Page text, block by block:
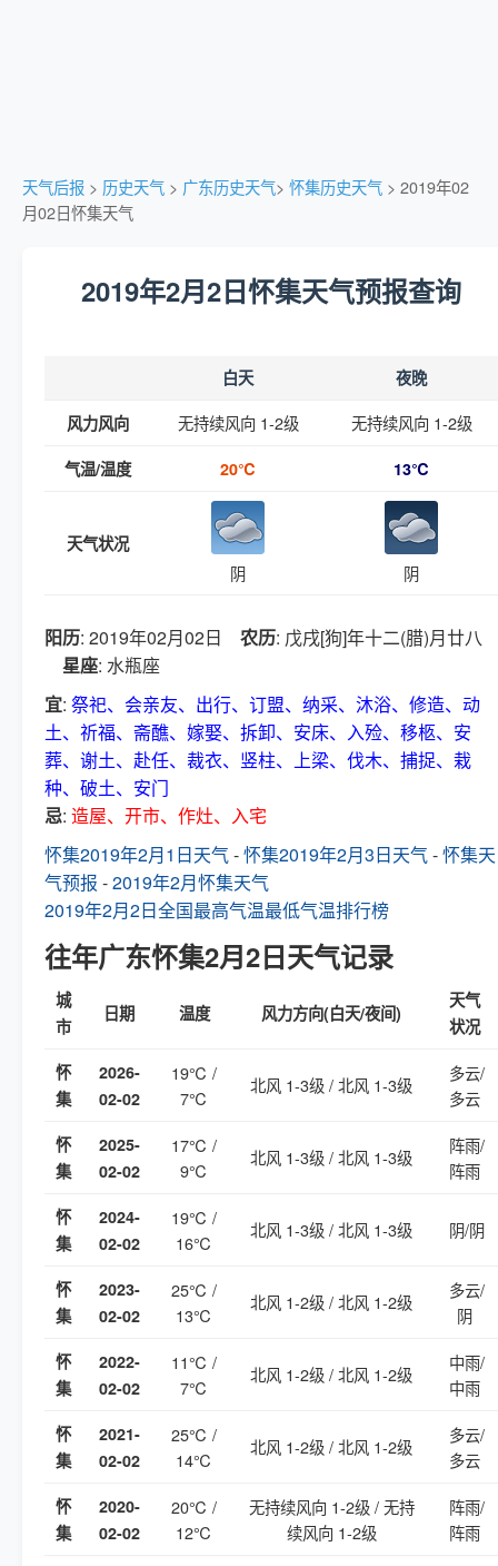
天气后报 > 历史天气 > 广东历史天气> 怀集历史天气 > 2019年02
月02日怀集天气
2019年2月2日怀集天气预报查询
白天 夜晚
风力风向 无持续风向 1-2级 无持续风向 1-2级
气温/温度 20℃ 13℃
天气状况
阴 阴
阳历: 2019年02月02日 农历: 戊戌[狗]年十二(腊)月廿八
星座: 水瓶座
宜: 祭祀、会亲友、出行、订盟、纳采、沐浴、修造、动
土、祈福、斋醮、嫁娶、拆卸、安床、入殓、移柩、安
葬、谢土、赴任、裁衣、竖柱、上梁、伐木、捕捉、栽
种、破土、安门
忌: 造屋、开市、作灶、入宅
怀集2019年2月1日天气-怀集2019年2月3日天气-怀集天
气预报 -2019年2月怀集天气
2019年2月2日全国最高气温最低气温排行榜
往年广东怀集2月2日天气记录
城
市
日期 温度 风力方向(白天/夜间)
天气
状况
怀
集
2026-
02-02
19℃ /
7℃
北风 1-3级 / 北风 1-3级
多云/
多云
怀
集
2025-
02-02
17℃ /
9℃
北风 1-3级 / 北风 1-3级
阵雨/
阵雨
怀
集
2024-
02-02
19℃ /
16℃
北风 1-3级 / 北风 1-3级 阴/阴
怀
集
2023-
02-02
25℃ /
13℃
北风 1-2级 / 北风 1-2级
多云/
阴
怀
集
2022-
02-02
11℃ /
7℃
北风 1-2级 / 北风 1-2级
中雨/
中雨
怀
集
2021-
02-02
25℃ /
14℃
北风 1-2级 / 北风 1-2级
多云/
多云
怀
集
2020-
02-02
20℃ /
12℃
无持续风向 1-2级 / 无持
续风向 1-2级
阵雨/
阵雨